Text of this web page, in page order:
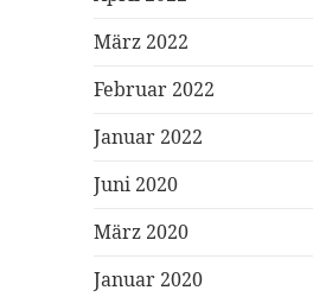
März 2022
Februar 2022
Januar 2022
Juni 2020
März 2020
Januar 2020